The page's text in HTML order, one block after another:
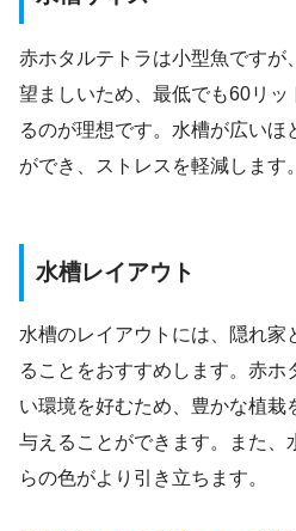
赤ホタルテトラは小型魚ですが
望ましいため、最低でも60リ
るのが理想です。水槽が広いほ
ができ、ストレスを軽減します。
水槽レイアウト
水槽のレイアウトには、隠れ家
ることをおすすめします。赤ホ
い環境を好むため、豊かな植栽
与えることができます。また、
らの色がより引き立ちます。